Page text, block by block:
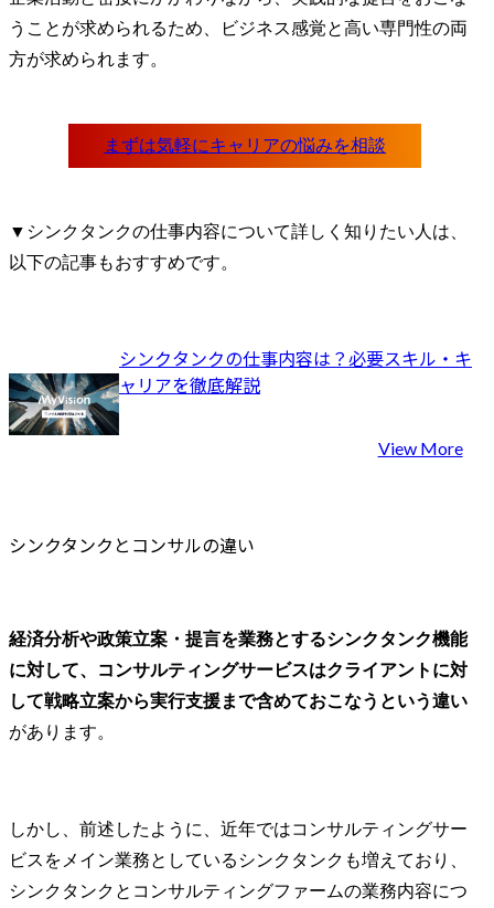
うことが求められるため、ビジネス感覚と高い専門性の両
方が求められます。
▼シンクタンクの仕事内容について詳しく知りたい人は、
以下の記事もおすすめです。
シンクタンクの仕事内容は？必要スキル・キ
ャリアを徹底解説
View More
シンクタンクとコンサルの違い
経済分析や政策立案・提言を業務とするシンクタンク機能
に対して、コンサルティングサービスはクライアントに対
して戦略立案から実行支援まで含めておこなうという違い
があります。
しかし、前述したように、近年ではコンサルティングサー
ビスをメイン業務としているシンクタンクも増えており、
シンクタンクとコンサルティングファームの業務内容につ